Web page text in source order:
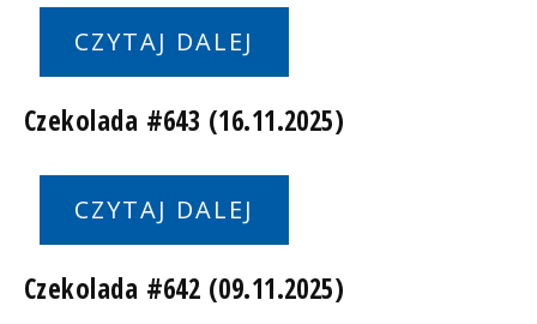
CZYTAJ DALEJ
Czekolada #643 (16.11.2025)
CZYTAJ DALEJ
Czekolada #642 (09.11.2025)